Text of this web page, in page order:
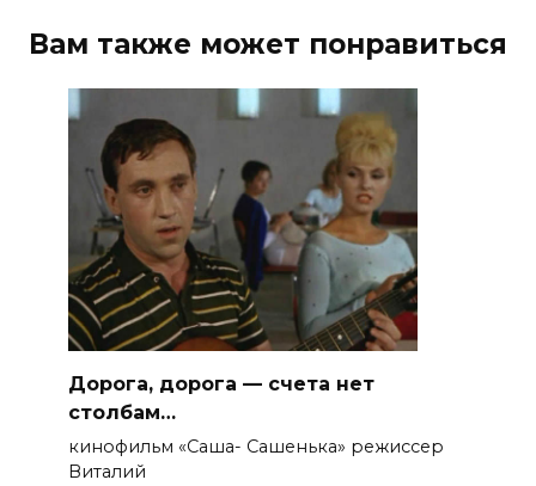
Вам также может понравиться
Дорога, дорога — счета нет
столбам…
кинофильм «Саша- Сашенька» режиссер
Виталий